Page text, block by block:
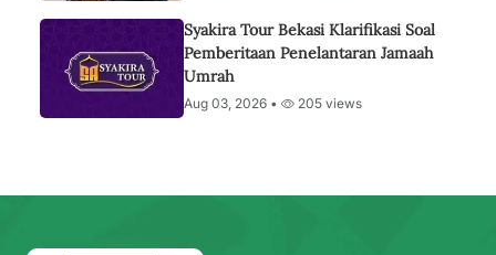
Syakira Tour Bekasi Klarifikasi Soal
Pemberitaan Penelantaran Jamaah
Umrah
Aug 03, 2026 • 205 views